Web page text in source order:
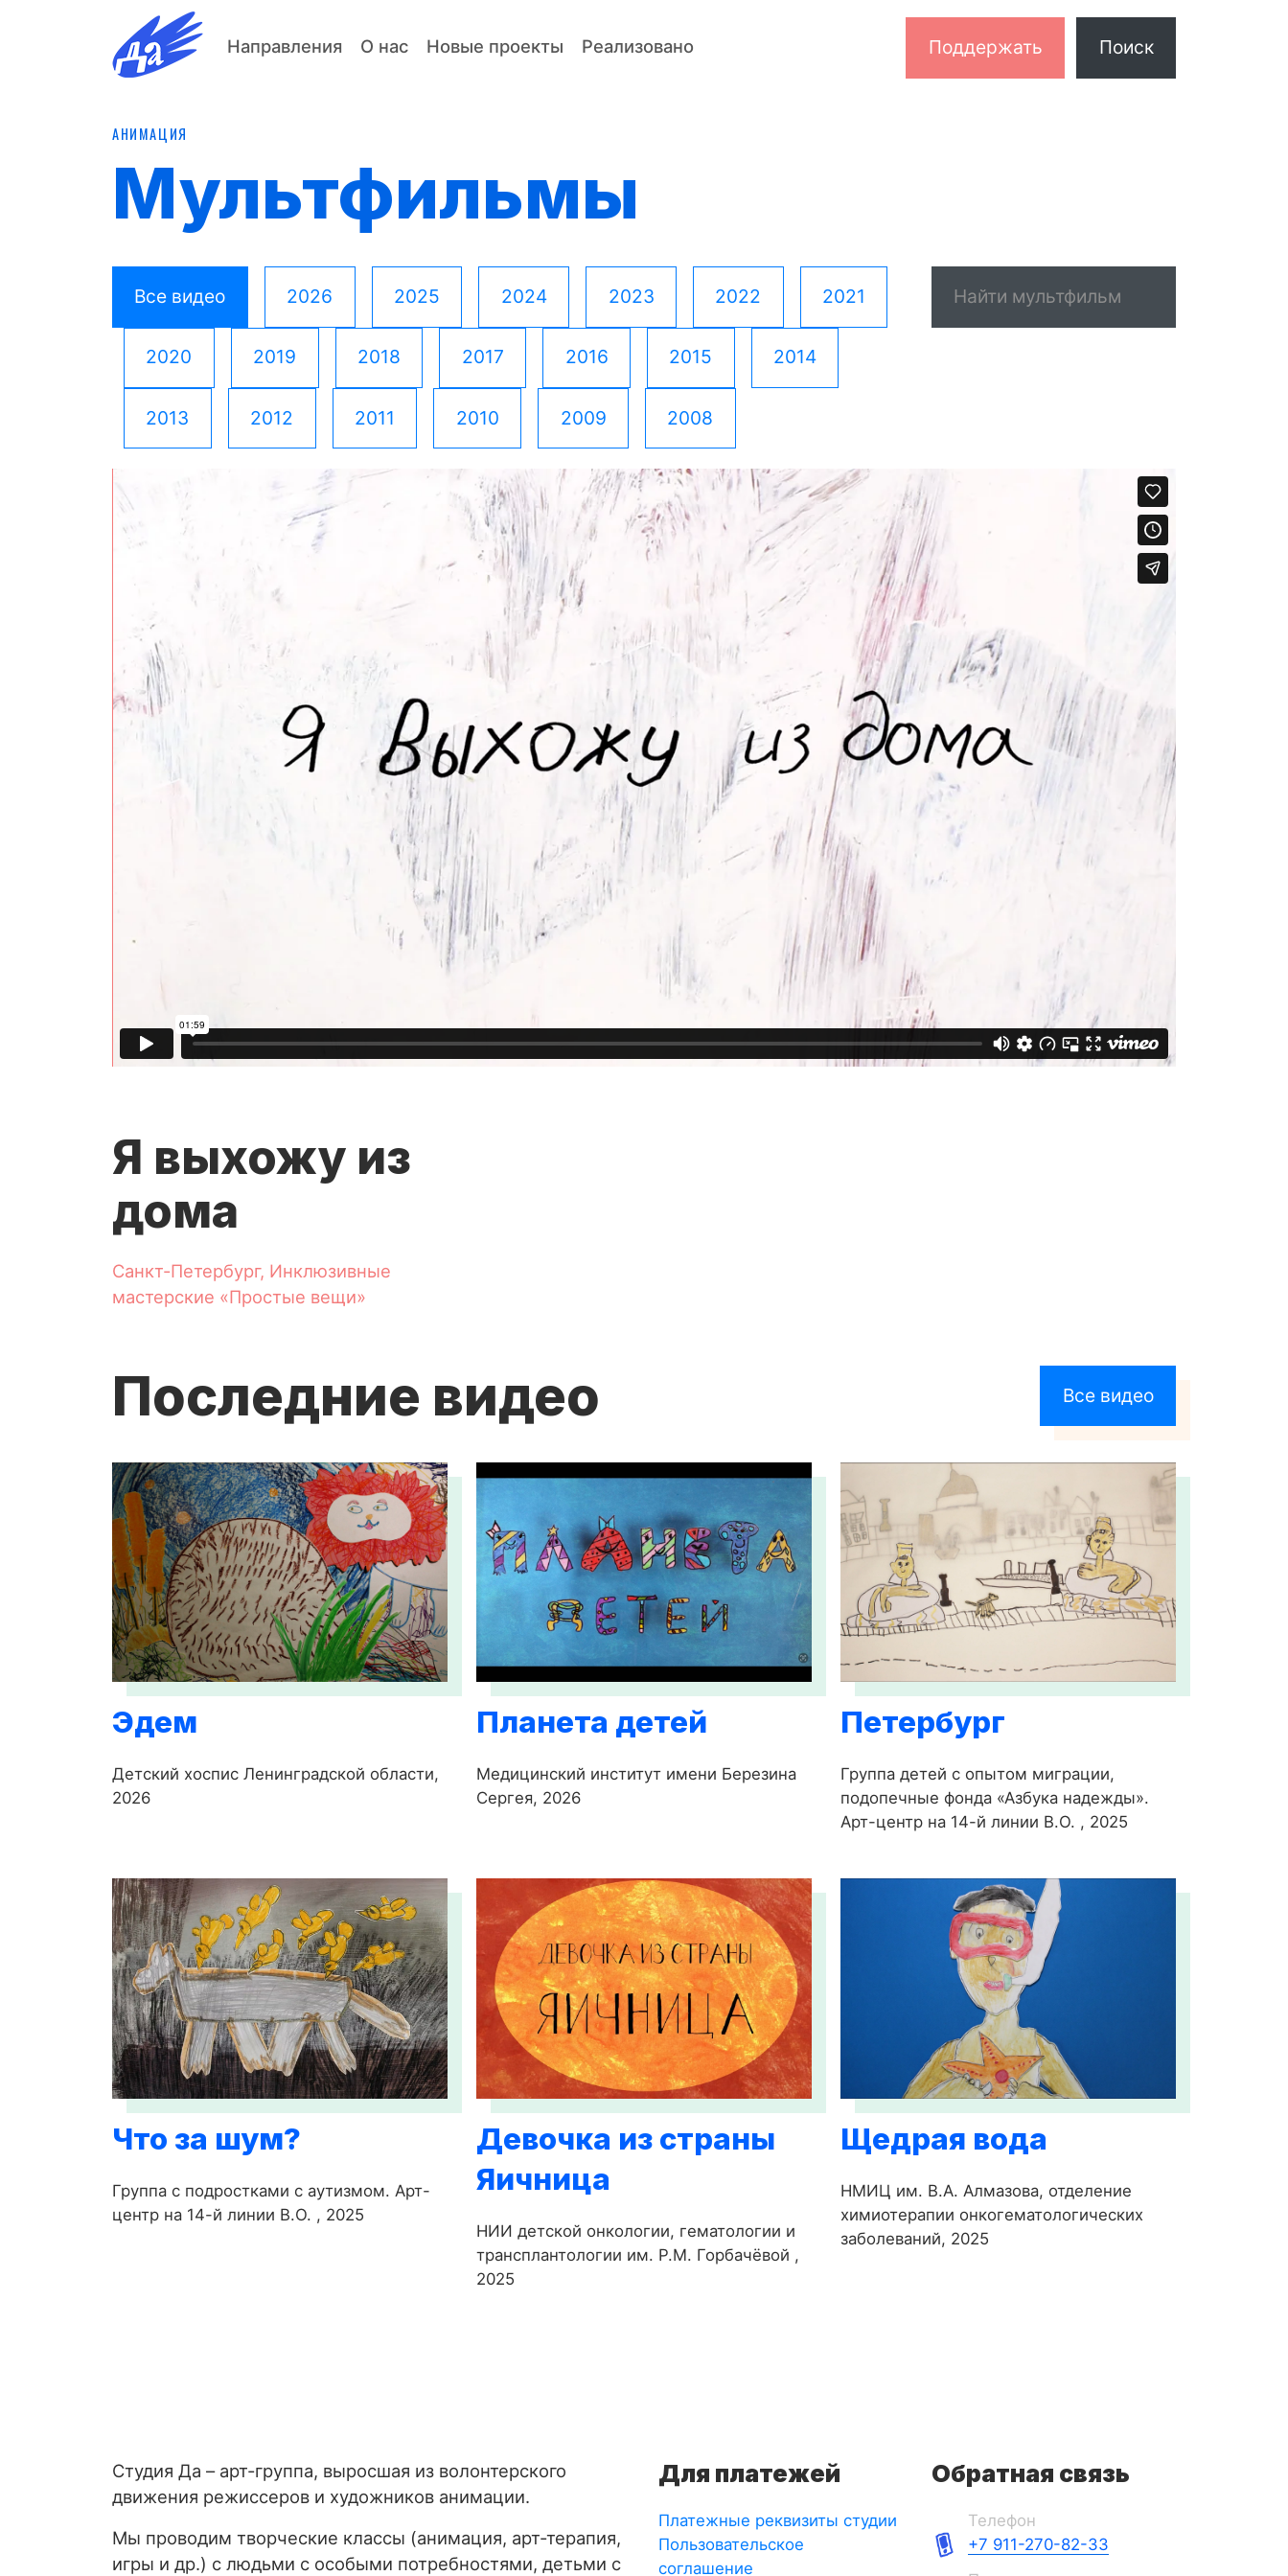
Направления О нас Новые проекты Реализовано Поддержать Поиск
АНИМАЦИЯ
Мультфильмы
Все видео 2026 2025 2024 2023 2022 2021
2020 2019 2018 2017 2016 2015 2014
2013 2012 2011 2010 2009 2008
Я выхожу из
дома
Санкт-Петербург, Инклюзивные
мастерские «Простые вещи»
Последние видео Все видео
Эдем
Детский хоспис Ленинградской области,
2026
Планета детей
Медицинский институт имени Березина
Сергея, 2026
Петербург
Группа детей с опытом миграции,
подопечные фонда «Азбука надежды».
Арт-центр на 14-й линии В.О. , 2025
Что за шум?
Группа с подростками с аутизмом. Арт-
центр на 14-й линии В.О. , 2025
Девочка из страны
Яичница
НИИ детской онкологии, гематологии и
трансплантологии им. Р.М. Горбачёвой ,
2025
Щедрая вода
НМИЦ им. В.А. Алмазова, отделение
химиотерапии онкогематологических
заболеваний, 2025
Студия Да – арт-группа, выросшая из волонтерского
движения режиссеров и художников анимации.
Мы проводим творческие классы (анимация, арт-терапия,
игры и др.) с людьми с особыми потребностями, детьми с
Для платежей
Платежные реквизиты студии
Пользовательское
соглашение
Обратная связь
Телефон
+7 911-270-82-33